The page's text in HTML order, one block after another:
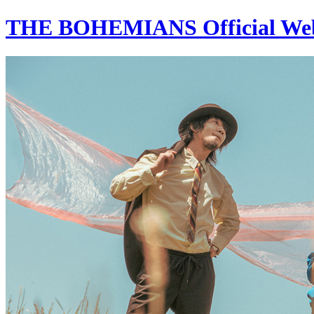
THE BOHEMIANS Official